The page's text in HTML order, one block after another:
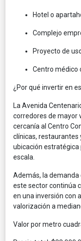
Hotel o
Complejo
Proyecto de
Centro médico
¿Por qué invertir en
La Avenida
corredores de mayor
cercanía al Centro
clínicas, restaurantes
ubicación estratégica
escala.
Además, la demanda
este sector continúa
en una inversión con
valorización a
Valor por metro